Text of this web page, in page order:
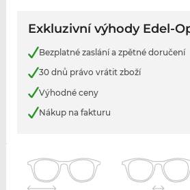
Exkluzivní výhody Edel-
Bezplatné zaslání a zpětné doručení
30 dnů právo vrátit zboží
Výhodné ceny
Nákup na fakturu